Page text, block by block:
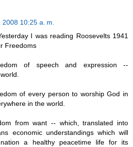
2008 10:25 a. m.
I was reading Roosevelts 1941
Freedoms
of speech and expression --
of every person to worship God in
in the world.
from want -- which, translated into
economic understandings which will
a healthy peacetime life for its